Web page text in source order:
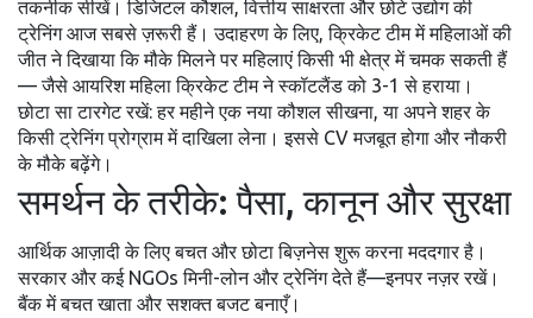
तकनीक सीखें। डिजिटल कौशल, वित्तीय साक्षरता और छोटे उद्योग की
ट्रेनिंग आज सबसे ज़रूरी हैं। उदाहरण के लिए, क्रिकेट टीम में महिलाओं की
जीत ने दिखाया कि मौके मिलने पर महिलाएं किसी भी क्षेत्र में चमक सकती हैं
— जैसे आयरिश महिला क्रिकेट टीम ने स्कॉटलैंड को 3-1 से हराया।
छोटा सा टारगेट रखें: हर महीने एक नया कौशल सीखना, या अपने शहर के
किसी ट्रेनिंग प्रोग्राम में दाखिला लेना। इससे CV मजबूत होगा और नौकरी
के मौके बढ़ेंगे।
समर्थन के तरीके: पैसा, कानून और सुरक्षा
आर्थिक आज़ादी के लिए बचत और छोटा बिज़नेस शुरू करना मददगार है।
सरकार और कई NGOs मिनी-लोन और ट्रेनिंग देते हैं—इनपर नज़र रखें।
बैंक में बचत खाता और सशक्त बजट बनाएँ।